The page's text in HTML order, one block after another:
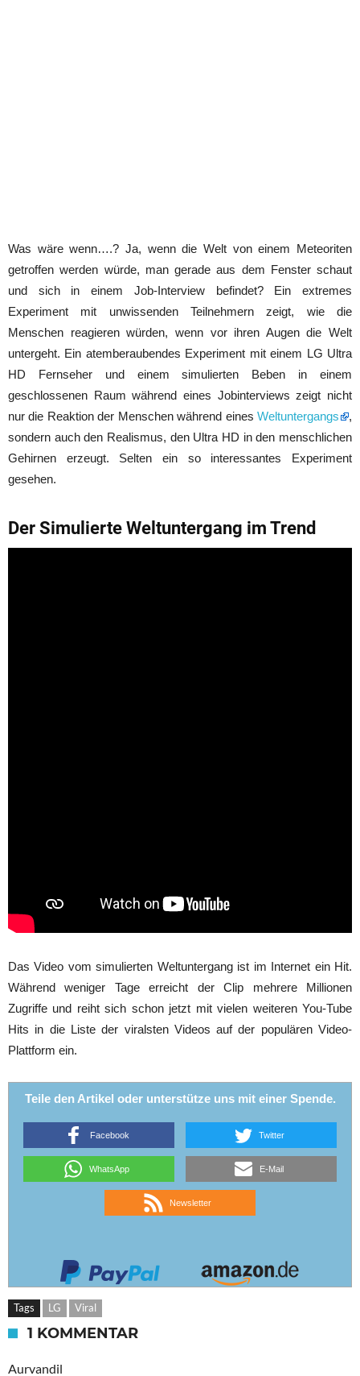
Was wäre wenn….? Ja, wenn die Welt von einem Meteoriten
getroffen werden würde, man gerade aus dem Fenster schaut
und sich in einem Job-Interview befindet? Ein extremes
Experiment mit unwissenden Teilnehmern zeigt, wie die
Menschen reagieren würden, wenn vor ihren Augen die Welt
untergeht. Ein atemberaubendes Experiment mit einem LG Ultra
HD Fernseher und einem simulierten Beben in einem
geschlossenen Raum während eines Jobinterviews zeigt nicht
nur die Reaktion der Menschen während eines Weltuntergangs
,
sondern auch den Realismus, den Ultra HD in den menschlichen
Gehirnen erzeugt. Selten ein so interessantes Experiment
gesehen.
Der Simulierte Weltuntergang im Trend
Das Video vom simulierten Weltuntergang ist im Internet ein Hit.
Während weniger Tage erreicht der Clip mehrere Millionen
Zugriffe und reiht sich schon jetzt mit vielen weiteren You-Tube
Hits in die Liste der viralsten Videos auf der populären Video-
Plattform ein.
Teile den Artikel oder unterstütze uns mit einer Spende.
Facebook Twitter
WhatsApp E-Mail
Newsletter
Tags LG Viral
1 KOMMENTAR
Aurvandil